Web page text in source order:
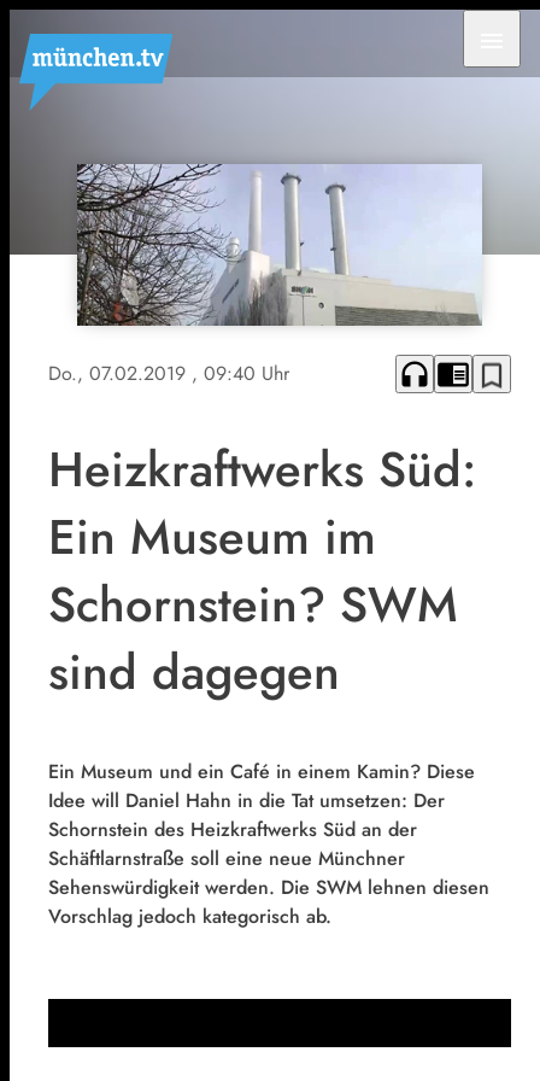
Do., 07.02.2019 , 09:40 Uhr headphones chrome_reader_mode bookmark_border
Heizkraftwerks Süd:
Ein Museum im
Schornstein? SWM
sind dagegen
Ein Museum und ein Café in einem Kamin? Diese
Idee will Daniel Hahn in die Tat umsetzen: Der
Schornstein des Heizkraftwerks Süd an der
Schäftlarnstraße soll eine neue Münchner
Sehenswürdigkeit werden. Die SWM lehnen diesen
Vorschlag jedoch kategorisch ab.